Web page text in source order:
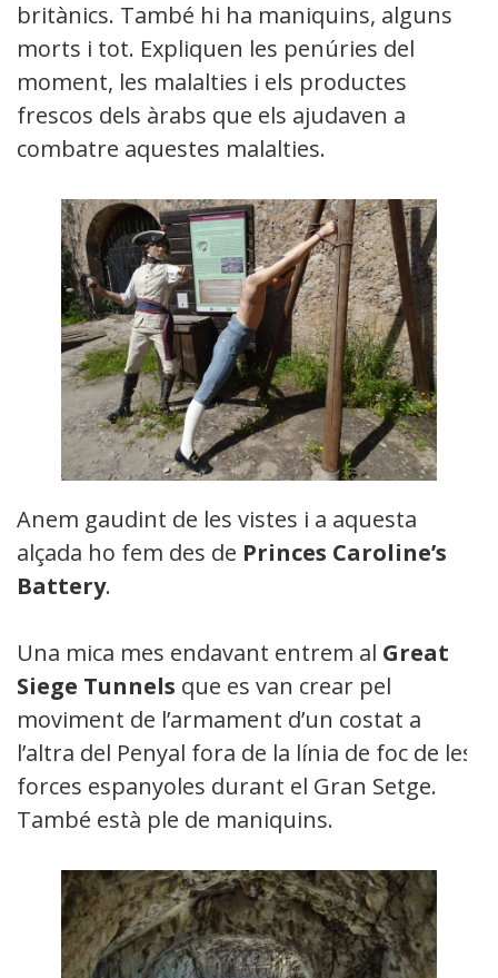
britànics. També hi ha maniquins, alguns
morts i tot. Expliquen les penúries del
moment, les malalties i els productes
frescos dels àrabs que els ajudaven a
combatre aquestes malalties.
Anem gaudint de les vistes i a aquesta
alçada ho fem des de Princes Caroline’s
Battery.
Una mica mes endavant entrem al Great
Siege Tunnels que es van crear pel
moviment de l’armament d’un costat a
l’altra del Penyal fora de la línia de foc de les
forces espanyoles durant el Gran Setge.
També està ple de maniquins.